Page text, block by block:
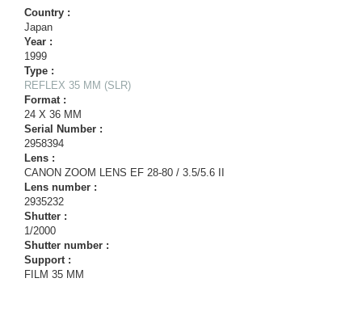
Country :
Japan
Year :
1999
Type :
REFLEX 35 MM (SLR)
Format :
24 X 36 MM
Serial Number :
2958394
Lens :
CANON ZOOM LENS EF 28-80 / 3.5/5.6 II
Lens number :
2935232
Shutter :
1/2000
Shutter number :
Support :
FILM 35 MM